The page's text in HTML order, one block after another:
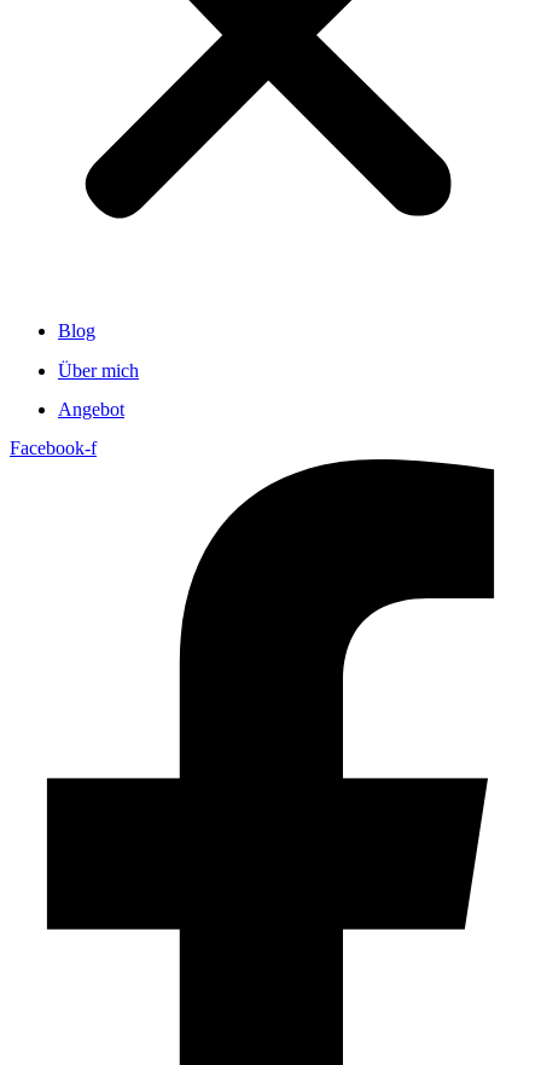
Blog
Über mich
Angebot
Facebook-f